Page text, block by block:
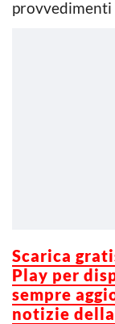
provvedimenti
Scarica
Play per
sempre
notizie